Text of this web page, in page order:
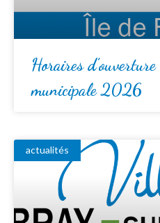
Horaires
municipale 2026
actualités